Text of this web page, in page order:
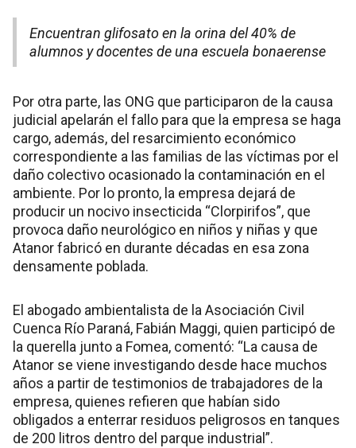
Encuentran glifosato en la orina del 40% de
alumnos y docentes de una escuela bonaerense
Por otra parte, las ONG que participaron de la causa
judicial apelarán el fallo para que la empresa se haga
cargo, además, del resarcimiento económico
correspondiente a las familias de las víctimas por el
daño colectivo ocasionado la contaminación en el
ambiente. Por lo pronto, la empresa dejará de
producir un nocivo insecticida “Clorpirifos”, que
provoca daño neurológico en niños y niñas y que
Atanor fabricó en durante décadas en esa zona
densamente poblada.
El abogado ambientalista de la Asociación Civil
Cuenca Río Paraná, Fabián Maggi, quien participó de
la querella junto a Fomea, comentó: “La causa de
Atanor se viene investigando desde hace muchos
años a partir de testimonios de trabajadores de la
empresa, quienes refieren que habían sido
obligados a enterrar residuos peligrosos en tanques
de 200 litros dentro del parque industrial”.